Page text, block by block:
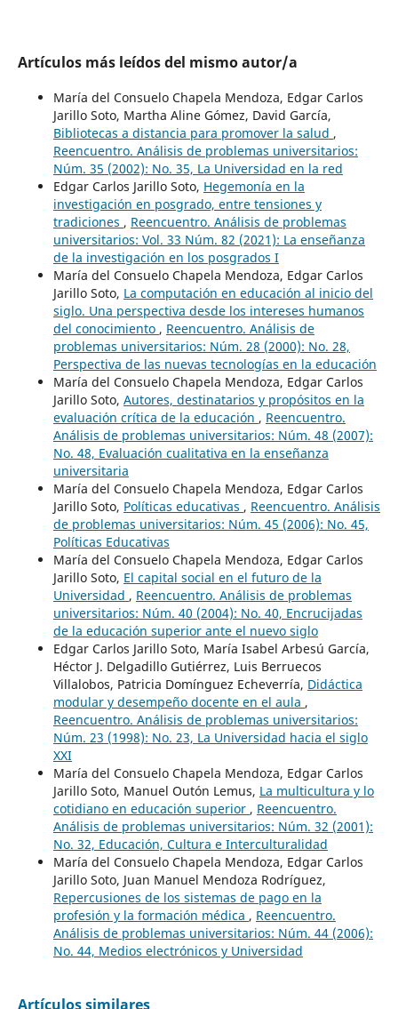
Artículos más leídos del mismo autor/a
María del Consuelo Chapela Mendoza, Edgar Carlos
Jarillo Soto, Martha Aline Gómez, David García,
Bibliotecas a distancia para promover la salud ,
Reencuentro. Análisis de problemas universitarios:
Núm. 35 (2002): No. 35, La Universidad en la red
Edgar Carlos Jarillo Soto, Hegemonía en la
investigación en posgrado, entre tensiones y
tradiciones , Reencuentro. Análisis de problemas
universitarios: Vol. 33 Núm. 82 (2021): La enseñanza
de la investigación en los posgrados I
María del Consuelo Chapela Mendoza, Edgar Carlos
Jarillo Soto, La computación en educación al inicio del
siglo. Una perspectiva desde los intereses humanos
del conocimiento , Reencuentro. Análisis de
problemas universitarios: Núm. 28 (2000): No. 28,
Perspectiva de las nuevas tecnologías en la educación
María del Consuelo Chapela Mendoza, Edgar Carlos
Jarillo Soto, Autores, destinatarios y propósitos en la
evaluación crítica de la educación , Reencuentro.
Análisis de problemas universitarios: Núm. 48 (2007):
No. 48, Evaluación cualitativa en la enseñanza
universitaria
María del Consuelo Chapela Mendoza, Edgar Carlos
Jarillo Soto, Políticas educativas , Reencuentro. Análisis
de problemas universitarios: Núm. 45 (2006): No. 45,
Políticas Educativas
María del Consuelo Chapela Mendoza, Edgar Carlos
Jarillo Soto, El capital social en el futuro de la
Universidad , Reencuentro. Análisis de problemas
universitarios: Núm. 40 (2004): No. 40, Encrucijadas
de la educación superior ante el nuevo siglo
Edgar Carlos Jarillo Soto, María Isabel Arbesú García,
Héctor J. Delgadillo Gutiérrez, Luis Berruecos
Villalobos, Patricia Domínguez Echeverría, Didáctica
modular y desempeño docente en el aula ,
Reencuentro. Análisis de problemas universitarios:
Núm. 23 (1998): No. 23, La Universidad hacia el siglo
XXI
María del Consuelo Chapela Mendoza, Edgar Carlos
Jarillo Soto, Manuel Outón Lemus, La multicultura y lo
cotidiano en educación superior , Reencuentro.
Análisis de problemas universitarios: Núm. 32 (2001):
No. 32, Educación, Cultura e Interculturalidad
María del Consuelo Chapela Mendoza, Edgar Carlos
Jarillo Soto, Juan Manuel Mendoza Rodríguez,
Repercusiones de los sistemas de pago en la
profesión y la formación médica , Reencuentro.
Análisis de problemas universitarios: Núm. 44 (2006):
No. 44, Medios electrónicos y Universidad
Artículos similares